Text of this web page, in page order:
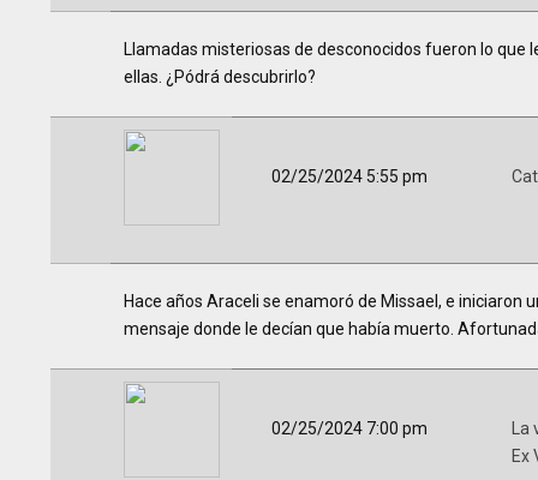
Llamadas misteriosas de desconocidos fueron lo
ellas. ¿Pódrá descubrirlo?
02/25/2024 5:55 pm
Hace años Araceli se enamoró de Missael, e iniciaron
mensaje donde le decían que había muerto.
02/25/2024 7:00 pm
Ex